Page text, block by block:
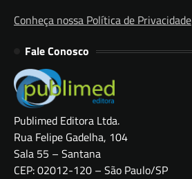
Conheça nossa Política de Privacidade
Fale Conosco
Publimed Editora Ltda.
Rua Felipe Gadelha, 104
Sala 55 – Santana
CEP: 02012-120 – São Paulo/SP